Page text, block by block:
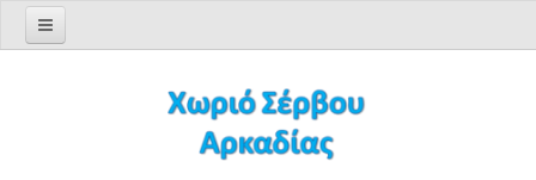
Φόρμα εγγραφής χρήστη